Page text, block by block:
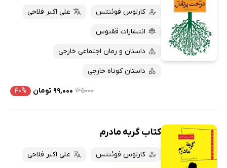
کارلوس فوئنتس علی اکبر فلاحی
انتشارات ققنوس
داستان و رمان اجتماعی خارجی
داستان کوتاه خارجی
۱۶۵۰۰۰ ۹۹,۰۰۰ تومان ۴۰%
کتاب گربه مادرم
کارلوس فوئنتس
علی اکبر فلاحی